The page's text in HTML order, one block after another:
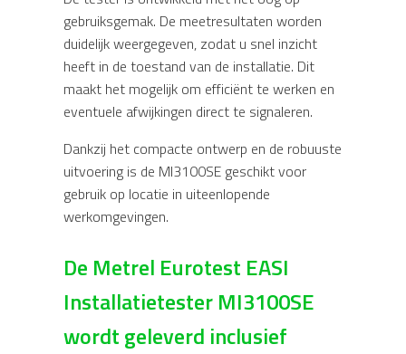
gebruiksgemak. De meetresultaten worden
duidelijk weergegeven, zodat u snel inzicht
heeft in de toestand van de installatie. Dit
maakt het mogelijk om efficiënt te werken en
eventuele afwijkingen direct te signaleren.
Dankzij het compacte ontwerp en de robuuste
uitvoering is de MI3100SE geschikt voor
gebruik op locatie in uiteenlopende
werkomgevingen.
De Metrel Eurotest EASI
Installatietester MI3100SE
wordt geleverd inclusief